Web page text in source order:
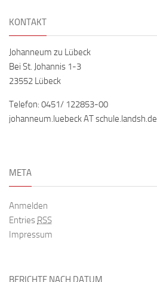
KONTAKT
Johanneum zu Lübeck
Bei St. Johannis 1-3
23552 Lübeck
Telefon: 0451/ 122853-00
johanneum.luebeck AT schule.landsh.de
META
Anmelden
Entries RSS
Impressum
BERICHTE NACH DATUM